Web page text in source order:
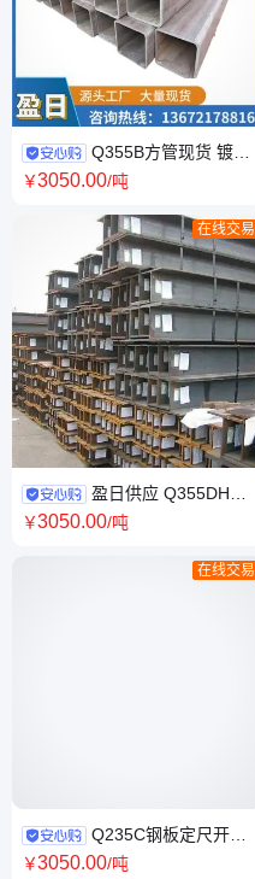
Q355B方管现货 镀锌
方矩管 矩形管 方形管 规格全
￥3050.00/吨
在线交易
盈日供应 Q355DH型
钢低合金结构钢矿山工程厂房
￥3050.00/吨
在线交易
Q235C钢板定尺开平
中厚板 普碳中板 Q235D板诚信
￥3050.00/吨